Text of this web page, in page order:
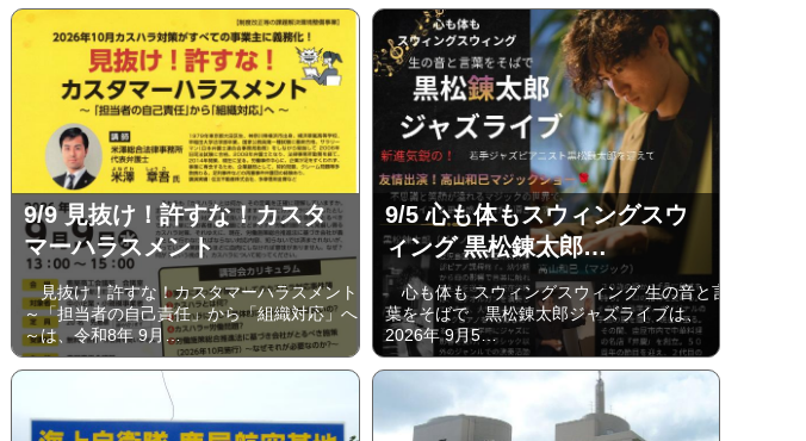
9/9 見抜け！許すな！カスタ
マーハラスメント
見抜け！許すな！カスタマーハラスメント
～「担当者の自己責任」から「組織対応」へ
～は、令和8年 9月…
9/5 心も体もスウィングスウ
ィング 黒松錬太郎…
心も体も スウィングスウィング 生の音と言
葉をそばで 黒松錬太郎ジャズライブは、
2026年 9⽉5…